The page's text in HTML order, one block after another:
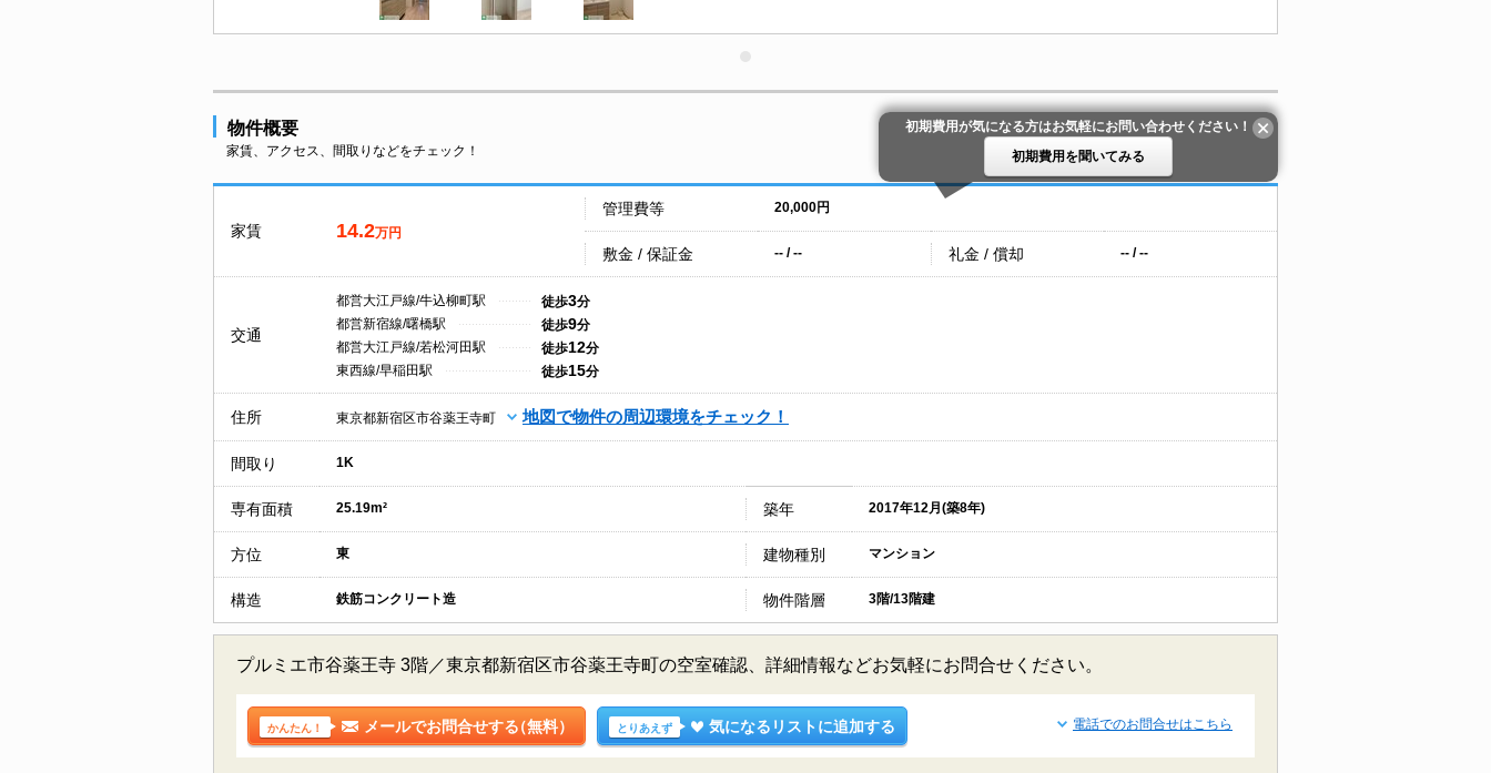
物件概要
家賃、アクセス、間取りなどをチェック！
初期費用が気になる方はお気軽にお問い合わせください！
初期費用を聞いてみる
家賃 14.2万円
管理費等 20,000円
敷金 / 保証金 -- / -- 礼金 / 償却 -- / --
交通
都営大江戸線/牛込柳町駅 徒歩3分
都営新宿線/曙橋駅
徒歩9分
都営大江戸線/若松河田駅
徒歩12分
東西線/早稲田駅
徒歩15分
住所 東京都新宿区市谷薬王寺町 地図で物件の周辺環境をチェック！
間取り 1K
専有面積 25.19m² 築年 2017年12月(築8年)
方位 東 建物種別 マンション
構造 鉄筋コンクリート造 物件階層 3階/13階建
プルミエ市谷薬王寺 3階／東京都新宿区市谷薬王寺町の空室確認、詳細情報などお気軽にお問合せください。
かんたん！ メールでお問合せする（無料） とりあえず 気になるリストに追加する 電話でのお問合せはこちら